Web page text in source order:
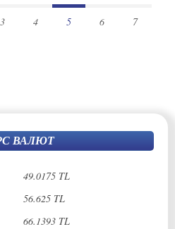
3 4 5 6 7
ВАЛЮТ
49.0175 TL
56.625 TL
66.1393 TL